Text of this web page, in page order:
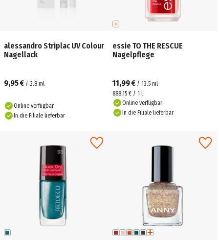
alessandro Striplac UV Colour
Nagellack
9,95 € / 2.8 ml
Online verfügbar
In die Filiale lieferbar
essie TO THE RESCUE
Nagelpflege
11,99 € / 13.5 ml
888,15 € / 1 l
Online verfügbar
In die Filiale lieferbar